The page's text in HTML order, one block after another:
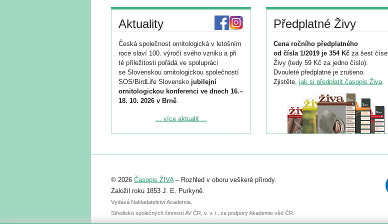
Aktuality
Česká společnost ornitologická v letošním
roce slaví 100. výročí svého vzniku a při
té příležitosti pořádá ve spolupráci
se Slovenskou ornitologickou společností
SOS/BirdLife Slovensko jubilejní
ornitologickou konferenci ve dnech 16.–
18. 10. 2026 v Brně.
Podrobnější informace ke konferenci
Registrovat se můžete do 6. září.
abstraktu přihlášené přednášky nebo
posteru je už 30. června.
... více aktualit ...
Předplatné Živy
Cena ročního předplatného
od čísla 1/2019 je 354 Kč za šest čísel
Živy (tedy 59 Kč za jedno číslo).
Dvouleté předplatné je zrušeno.
Zjistěte, jak si předplatit časopis Živa.
© 2026 Časopis ŽIVA– Rozhled v oboru veškeré přírody.
Založil roku 1853 J. E. Purkyně.
Vydává Nakladatelství Academia,
Středisko společných činností AV ČR, v. v. i., za podpory Akademie věd ČR.